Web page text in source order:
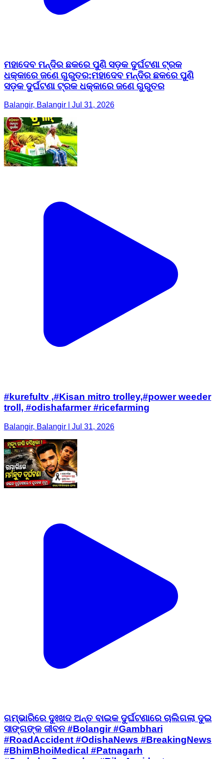
ମହାଦେବ ମନ୍ଦିର ଛକରେ ପୁଣି ସଡ଼କ ଦୁର୍ଘଟଣା ଟ୍ରକ
ଧକ୍କାରେ ଜଣେ ଗୁରୁତର;ମହାଦେବ ମନ୍ଦିର ଛକରେ ପୁଣି
ସଡ଼କ ଦୁର୍ଘଟଣା ଟ୍ରକ ଧକ୍କାରେ ଜଣେ ଗୁରୁତର
Balangir, Balangir | Jul 31, 2026
#kurefultv ,#Kisan mitro trolley,#power weeder
troll, #odishafarmer #ricefarming
Balangir, Balangir | Jul 31, 2026
ଗମ୍ଭାରିରେ ଦୁଃଖଦ ଅନ୍ତ ବାଇକ ଦୁର୍ଘଟଣାରେ ଚାଲିଗଲା ଦୁଇ
ସାଙ୍ଗଙ୍କ ଜୀବନ #Bolangir #Gambhari
#RoadAccident #OdishaNews #BreakingNews
#BhimBhoiMedical #Patnagarh